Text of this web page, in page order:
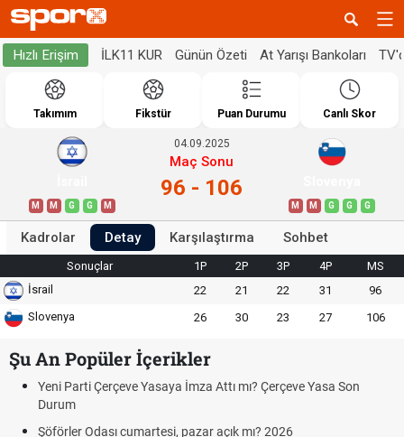
Hızlı Erişim İLK11 KUR Günün Özeti At Yarışı Bankoları
Takımım Fikstür Puan Durumu Canlı Skor
M M G G M
04.09.2025
Maç Sonu
96 - 106
M M G G G
Kadrolar Detay Karşılaştırma Sohbet
Sonuçlar 1P 2P 3P 4P
MS
İsrail
22 21 22 31
96
Slovenya
26 30 23 27 106
Şu An Popüler İçerikler
Yeni Parti Çerçeve Yasaya İmza Attı mı? Çerçeve Yasa Son
Durum
Şöförler Odası cumartesi, pazar açık mı? 2026